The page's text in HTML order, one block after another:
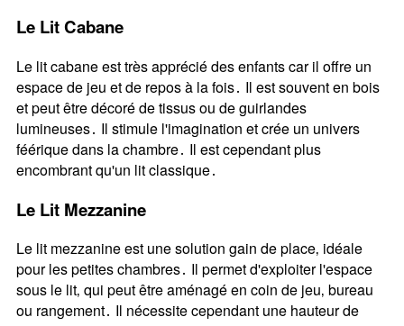
Le Lit Cabane
Le lit cabane est très apprécié des enfants car il offre un
espace de jeu et de repos à la fois․ Il est souvent en bois
et peut être décoré de tissus ou de guirlandes
lumineuses․ Il stimule l'imagination et crée un univers
féérique dans la chambre․ Il est cependant plus
encombrant qu'un lit classique․
Le Lit Mezzanine
Le lit mezzanine est une solution gain de place‚ idéale
pour les petites chambres․ Il permet d'exploiter l'espace
sous le lit‚ qui peut être aménagé en coin de jeu‚ bureau
ou rangement․ Il nécessite cependant une hauteur de